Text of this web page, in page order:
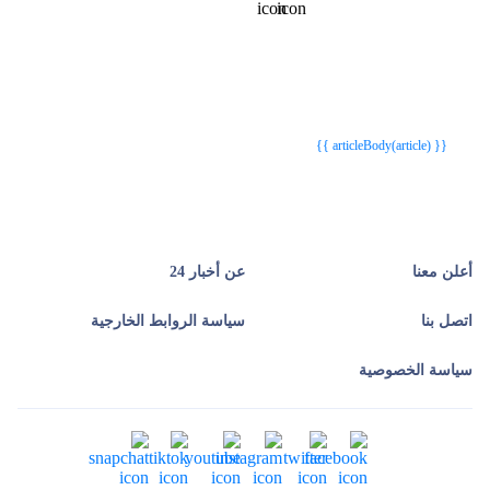
{{ articleBody(article) }}
أعلن معنا عن أخبار 24
اتصل بنا سياسة الروابط الخارجية
سياسة الخصوصية